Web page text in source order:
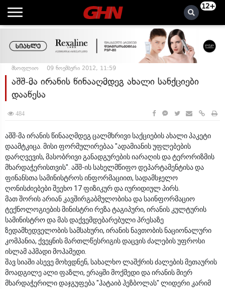
12+
მსოფლიო 09 ნოემბერი 2012, 11:59
აშშ-მა ირანის წინააღმდეგ ახალი სანქციები
დააწესა
484
აშშ-მა ირანის წინააღმდეგ ცალმხრივი საქციების ახალი პაკეტი
დაამტკიცა. მისი ფორმულირებაა "ადამიანის უფლებების
დარღვევის, მასობრივი განადგურების იარაღის და ტერორიზმის
მხარდაჭერისთვის". აშშ-ის სახელმწიფო დეპარტამენტისა და
ფინანსთა სამინისტროს ინფორმაციით, სადამსჯელო
ღონისძიებები შეეხო 17 ფიზიკურ და იურიდიულ პირს.
მათ შორის არიან კავშირგაბმულობისა და საინფორმაციო
ტექნოლოგიების მინისტრი რეზა ტაგიპური, ირანის კულტურის
სამინისტრო და მას დაქვემდებარებული პრესაზე
ზედამხედველობის სამსახური, ირანის ნავთობის ნაციონალური
კომპანია, ქვეყნის მართლწესრიგის დაცვის ძალების უფროსი
ისლამ აჰმადი მოჰამედი.
შავ სიაში ასევე მოხვდნენ, სახალხო ლაშქრის ძალების მეთაურის
მოადგილე ალი ფაზლი, ერაყში მოქმედი და ირანის მიერ
მხარდაჭერილი დაჯგუფება "ჰატაიბ ჰეზბოლას" ლიდერი კარიმ